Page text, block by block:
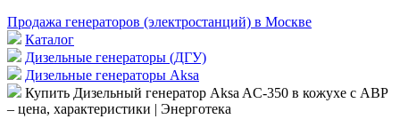
Продажа генераторов (электростанций) в Москве
Каталог
Дизельные генераторы (ДГУ)
Дизельные генераторы Aksa
Купить Дизельный генератор Aksa AC-350 в кожухе с АВР
– цена, характеристики | Энерготека